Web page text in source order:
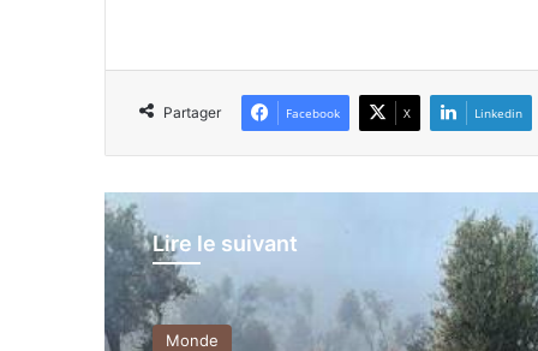
Partager Facebook X Linkedin
Lire le suivant
Monde